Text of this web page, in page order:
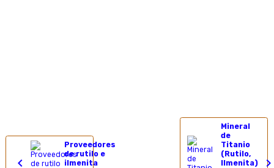
Proveedores
de rutilo e
ilmenita
Mineral
de
Titanio
(Rutilo,
Ilmenita)